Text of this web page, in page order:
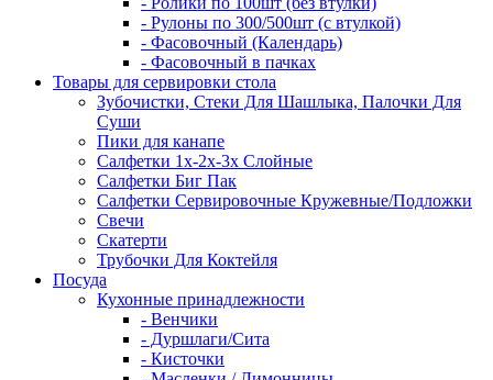
- Рулоны по 300/500шт (с втулкой)
- Фасовочный (Календарь)
- Фасовочный в пачках
Товары для сервировки стола
Зубочистки, Стеки Для Шашлыка, Палочки Для
Суши
Пики для канапе
Салфетки 1х-2х-3х Слойные
Салфетки Биг Пак
Салфетки Сервировочные Кружевные/Подложки
Свечи
Скатерти
Трубочки Для Коктейля
Посуда
Кухонные принадлежности
- Венчики
- Дуршлаги/Сита
- Кисточки